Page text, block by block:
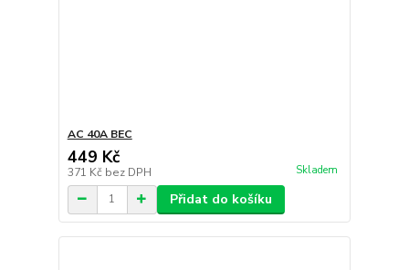
AC 40A BEC
449 Kč
371 Kč bez DPH Skladem
Přidat do košíku